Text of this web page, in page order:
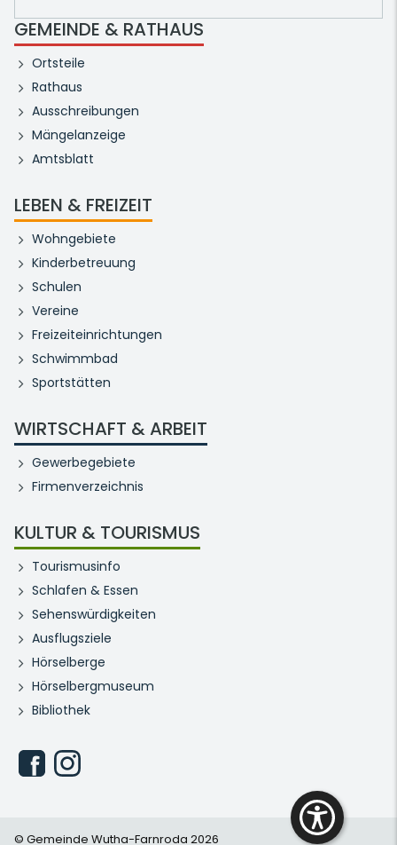
GEMEINDE & RATHAUS
Ortsteile
Rathaus
Ausschreibungen
Mängelanzeige
Amtsblatt
LEBEN & FREIZEIT
Wohngebiete
Kinderbetreuung
Schulen
Vereine
Freizeiteinrichtungen
Schwimmbad
Sportstätten
WIRTSCHAFT & ARBEIT
Gewerbegebiete
Firmenverzeichnis
KULTUR & TOURISMUS
Tourismusinfo
Schlafen & Essen
Sehenswürdigkeiten
Ausflugsziele
Hörselberge
Hörselbergmuseum
Bibliothek
© Gemeinde Wutha-Farnroda 2026